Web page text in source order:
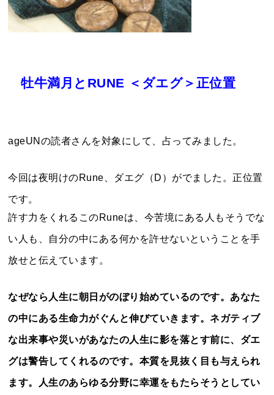
牡牛満月とRUNE ＜ダエグ＞正位置
ageUNの読者さんを対象にして、占ってみました。
今回は夜明けのRune、ダエグ（D）がでました。正位置
です。
許す力をくれるこのRuneは、今苦境にある人もそうでな
い人も、自分の中にある何かを許せないということを手
放せと伝えています。
なぜなら人生に朝日がのぼり始めているのです。あなた
の中にある生命力がぐんと伸びていきます。ネガティブ
な出来事や災いがあなたの人生に影を落とす前に、ダエ
グは警告してくれるのです。本質を見抜く目も与えられ
ます。人生のあらゆる分野に幸運をもたらそうとしてい